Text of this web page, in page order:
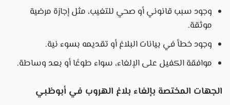
وجود سبب قانوني أو صحي للتغيب، مثل إجازة مرضية
موثقة.
وجود خطأ في بيانات البلاغ أو تقديمه بسوء نية.
موافقة الكفيل على الإلغاء، سواء طوعًا أو بعد وساطة.
الجهات المختصة بإلغاء بلاغ الهروب في أبوظبي